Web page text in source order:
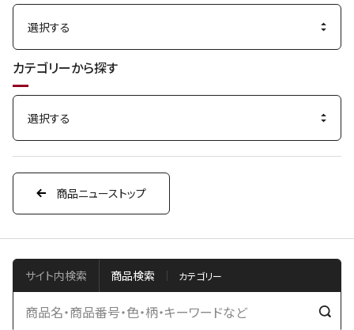
カテゴリーから探す
商品ニューストップ
サイト内検索 商品検索
検